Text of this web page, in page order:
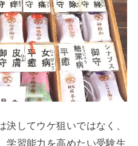
してウケ狙いではなく、
学習能力を高めたい受験生